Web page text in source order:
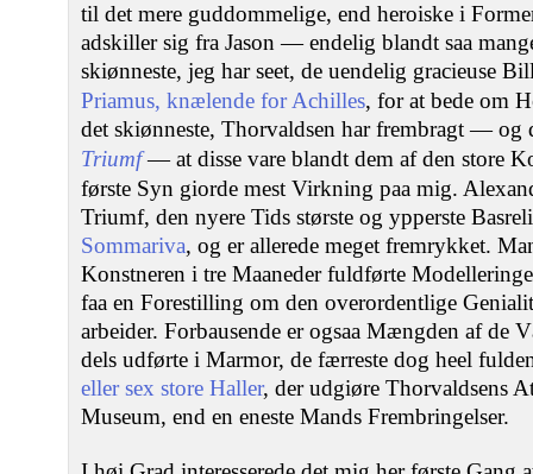
til det mere guddommelige, end heroiske i
adskiller sig fra Jason — endelig blandt saa
skiønneste, jeg har seet, de uendelig gracieuse
Priamus, knælende for Achilles, for at bede om
det skiønneste, Thorvaldsen har frembragt — og
Triumf— at disse vare blandt dem af den store
første Syn giorde mest Virkning paa mig.
Triumf, den nyere Tids største og ypperste
Sommariva, og er allerede meget fremrykket.
Konstneren i tre Maaneder fuldførte
faa en Forestilling om den overordentlige
arbeider. Forbausende er ogsaa Mængden af de
dels udførte i Marmor, de færreste dog heel
eller sex store Haller, der udgiøre Thorvaldsens
Museum, end en eneste Mands Frembringelser.